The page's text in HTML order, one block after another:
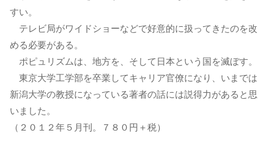
すい。
テレビ局がワイドショーなどで好意的に扱ってきたのを改
める必要がある。
ポピュリズムは、地方を、そして日本という国を滅ぼす。
東京大学工学部を卒業してキャリア官僚になり、いまでは
新潟大学の教授になっている著者の話には説得力があると思
いました。
（２０１２年５月刊。７８０円＋税）